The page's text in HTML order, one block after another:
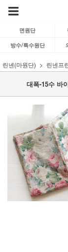
면원단
방수/특수원단
린넨(마원단) 린넨프
대폭-15수 바